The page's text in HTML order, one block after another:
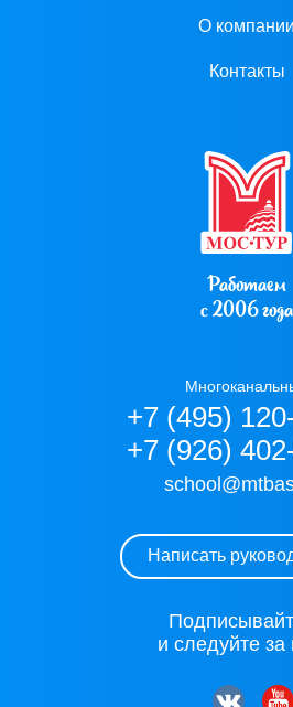
О компании
Контакты
Работаем
с 2006 года
+7 (495)
+7 (926)
Написать
и следуйте за